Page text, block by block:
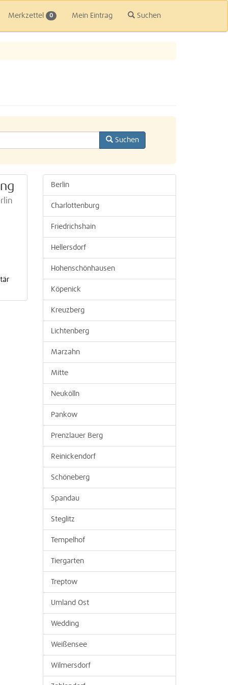
Merkzettel 0 Mein Eintrag Suchen
Suchen
Berlin
Charlottenburg
Friedrichshain
Hellersdorf
Hohenschönhausen
Köpenick
Kreuzberg
Lichtenberg
Marzahn
Mitte
Neukölln
Pankow
Prenzlauer Berg
Reinickendorf
Schöneberg
Spandau
Steglitz
Tempelhof
Tiergarten
Treptow
Umland Ost
Wedding
Weißensee
Wilmersdorf